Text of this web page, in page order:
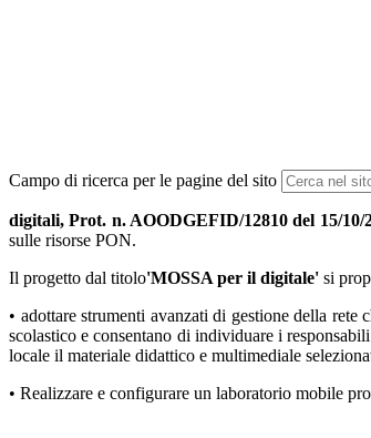
Campo di ricerca per le pagine del sito
digitali, Prot. n. AOODGEFID/12810 del 15/10/
sulle risorse PON.
Il progetto dal titolo'MOSSA per il digitale' si
• adottare strumenti avanzati di gestione della rete
scolastico e consentano di individuare i
locale il materiale didattico e multimediale
• Realizzare e configurare un laboratorio mobile